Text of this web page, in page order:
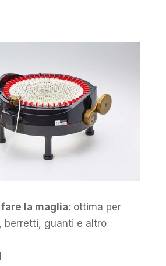
la maglia: ottima per
berretti, guanti e altro